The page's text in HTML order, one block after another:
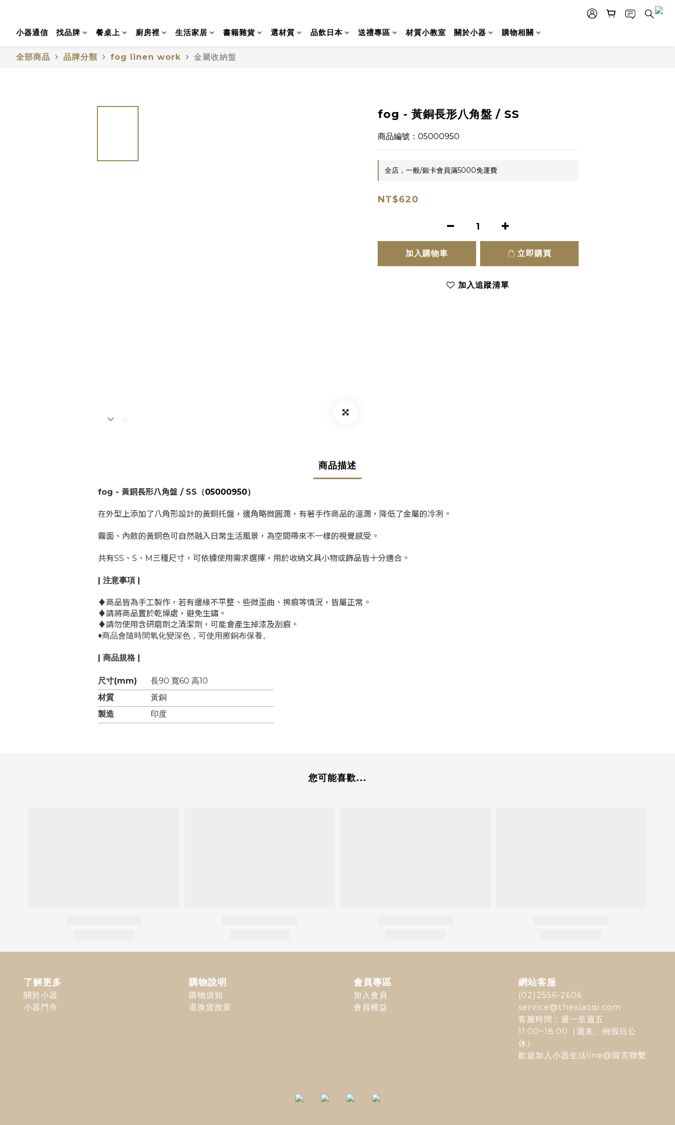
小器通信 找品牌 餐桌上 廚房裡 生活家居 書籍雜貨 選材質 品飲日本 送禮專區 材質小教室 關於小器 購物相關
全部商品 品牌分類 fog linen work 金屬收納盤
fog - 黃銅長形八角盤 / SS
商品編號：05000950
全店，一般/銀卡會員滿5000免運費
NT$620
加入購物車 立即購買
加入追蹤清單
商品描述
fog - 黃銅長形八角盤 / SS （05000950）
在外型上添加了八角形設計的黃銅托盤，邊角略微圓潤，有著手作商品的溫潤，降低了金屬的冷冽。
霧面、內斂的黃銅色可自然融入日常生活風景，為空間帶來不一樣的視覺感受。
共有SS、S、M三種尺寸，可依據使用需求選擇，用於收納文具小物或飾品皆十分適合。
| 注意事項 |
♦商品皆為手工製作，若有邊緣不平整、些微歪曲、擦痕等情況，皆屬正常。
♦請將商品置於乾燥處，避免生鏽。
♦請勿使用含研磨劑之清潔劑，可能會產生掉漆及刮痕。
♦商品會隨時間氧化變深色，可使用擦銅布保養。
| 商品規格 |
尺寸(mm)
長90 寬60 高10
材質
黃銅
製造 印度
您可能喜歡...
了解更多
關於小器
小器門市
購物說明
購物須知
退換貨政策
會員專區
加入會員
會員權益
網站客服
(02)2556-2606
service@thexiaoqi.com
客服時間：週一至週五
11:00~18:00（週末、例假日公
休）
歡迎加入 小器生活line@留言聯繫